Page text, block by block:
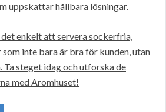
uppskattar hållbara lösningar.
enkelt att servera sockerfria,
inte bara är bra för kunden, utan
Ta steget idag och utforska de
med Aromhuset!